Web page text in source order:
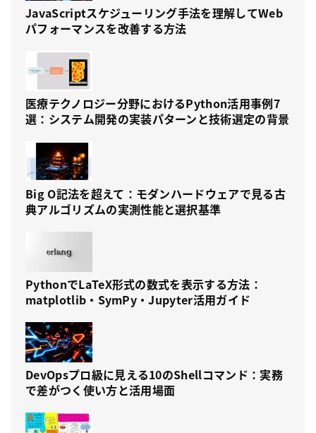
JavaScriptスケジューリング手法を理解してWeb
パフォーマンスを改善する方法
医療テクノロジー分野におけるPython活用事例7
選：システム開発の実装パターンと技術選定の背景
Big O記法を超えて：モダンハードウェアで見る古
典アルゴリズムの実測性能と選択基準
PythonでLaTeX形式の数式を表示する方法：
matplotlib・SymPy・Jupyter活用ガイド
DevOpsプロ級に見える10のShellコマンド：実務
で差がつく使い方と活用場面